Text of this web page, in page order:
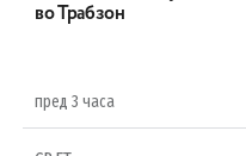
во Трабзон
пред 3 часа